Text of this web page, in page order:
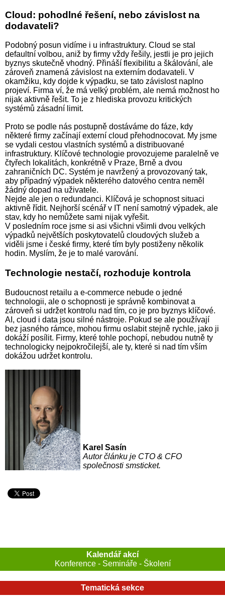
Cloud: pohodlné řešení, nebo závislost na
dodavateli?
Podobný posun vidíme i u infrastruktury. Cloud se stal
defaultní volbou, aniž by firmy vždy řešily, jestli je pro jejich
byznys skutečně vhodný. Přináší flexibilitu a škálování, ale
zároveň znamená závislost na externím dodavateli. V
okamžiku, kdy dojde k výpadku, se tato závislost naplno
projeví. Firma ví, že má velký problém, ale nemá možnost ho
nijak aktivně řešit. To je z hlediska provozu kritických
systémů zásadní limit.
Proto se podle nás postupně dostáváme do fáze, kdy
některé firmy začínají externí cloud přehodnocovat. My jsme
se vydali cestou vlastních systémů a distribuované
infrastruktury. Klíčové technologie provozujeme paralelně ve
čtyřech lokalitách, konkrétně v Praze, Brně a dvou
zahraničních DC. Systém je navržený a provozovaný tak,
aby případný výpadek některého datového centra neměl
žádný dopad na uživatele.
Nejde ale jen o redundanci. Klíčová je schopnost situaci
aktivně řídit. Nejhorší scénář v IT není samotný výpadek, ale
stav, kdy ho nemůžete sami nijak vyřešit.
V posledním roce jsme si asi všichni všimli dvou velkých
výpadků největších poskytovatelů cloudových služeb a
viděli jsme i české firmy, které tím byly postiženy několik
hodin. Myslím, že je to malé varování.
Technologie nestačí, rozhoduje kontrola
Budoucnost retailu a e-commerce nebude o jedné
technologii, ale o schopnosti je správně kombinovat a
zároveň si udržet kontrolu nad tím, co je pro byznys klíčové.
AI, cloud i data jsou silné nástroje. Pokud se ale používají
bez jasného rámce, mohou firmu oslabit stejně rychle, jako ji
dokáží posílit. Firmy, které tohle pochopí, nebudou nutně ty
technologicky nejpokročilejší, ale ty, které si nad tím vším
dokážou udržet kontrolu.
Karel Sasín
Autor článku je CTO & CFO
společnosti smsticket.
Kalendář akcí
Konference - Semináře - Školení
Tematická sekce